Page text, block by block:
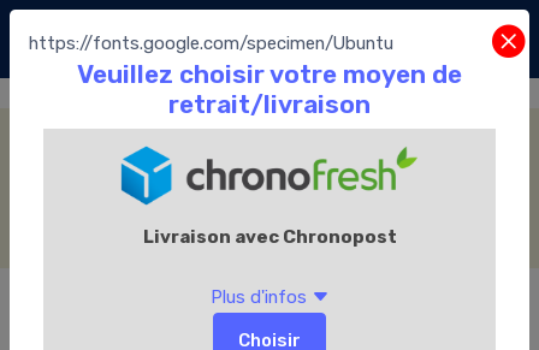
https://fonts.google.com/specimen/Ubuntu
Thé & infusions Vrac
Accueil La Boutique